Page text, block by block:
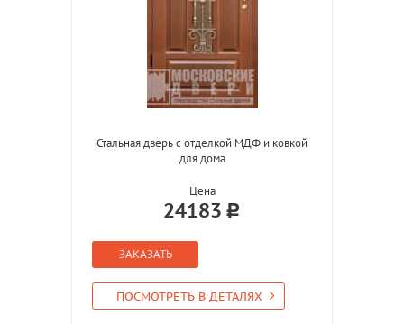
Стальная дверь с отделкой МДФ и ковкой
для дома
Цена
24183
ЗАКАЗАТЬ
ПОСМОТРЕТЬ В ДЕТАЛЯХ